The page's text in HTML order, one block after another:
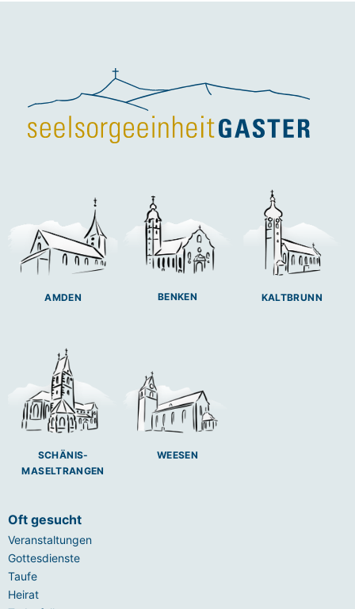
AMDEN BENKEN KALTBRUNN
SCHÄNIS-
MASELTRANGEN
WEESEN
Oft gesucht
Veranstaltungen
Gottesdienste
Taufe
Heirat